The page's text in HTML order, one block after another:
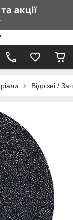
Відрізні /